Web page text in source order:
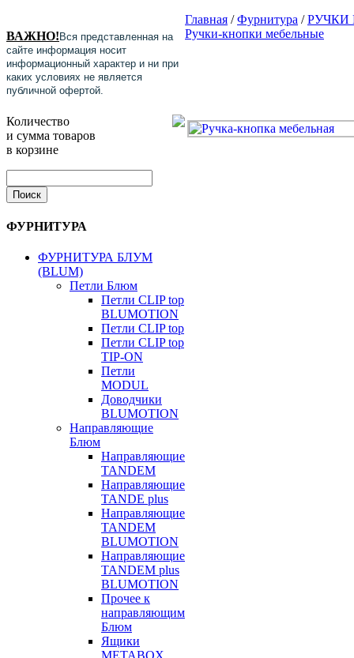
ВАЖНО! Вся представленная на
сайте информация носит
информационный характер и ни при
каких условиях не является
публичной офертой.
Количество
и сумма товаров
в корзине
ФУРНИТУРА
ФУРНИТУРА БЛУМ
(BLUM)
Петли Блюм
Петли CLIP top
BLUMOTION
Петли CLIP top
Петли CLIP top
TIP-ON
Петли
MODUL
Доводчики
BLUMOTION
Направляющие
Блюм
Направляющие
TANDEM
Направляющие
TANDE plus
Направляющие
TANDEM
BLUMOTION
Направляющие
TANDEM plus
BLUMOTION
Прочее к
направляющим
Блюм
Ящики
METABOX
Главная /Фурнитура /РУЧКИ
Ручки-кнопки мебельные